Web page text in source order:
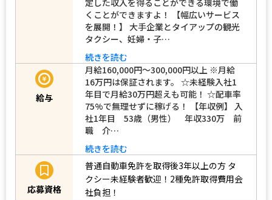
定した収入を得ることができる環境で働
くことができますよ！ 【幅広いサービス
を展開！】 大手企業とタイアップの観光
タクシー、妊婦・子…
続きを読む
給与
月給160,000円～300,000円以上 ※月給
16万円は保証されます。 ☆未経験入社1
年目で月給30万円超えも可能！ ☆配車率
75%で無理せずに稼げる！ 【年収例】 入
社1年目 53歳（男性） 年収330万 前
職 介…
続きを読む
応募資格
普通自動車免許を取得後3年以上の方 タ
クシー未経験者歓迎！2種免許取得費用会
社負担！